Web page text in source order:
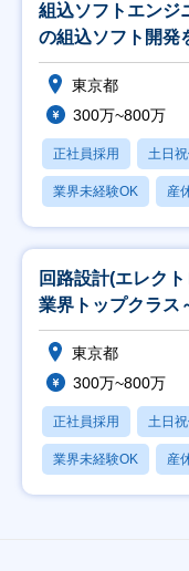
組込ソフトエンジ
の組込ソフト開発
東京都
300万~800万
正社員採用 土日
業界未経験OK 産
回路設計(エレク
業界トップクラス
東京都
300万~800万
正社員採用 土日
業界未経験OK 産